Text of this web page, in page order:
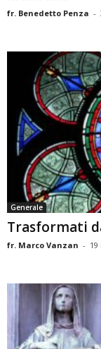
fr. Benedetto Penza -
Generale
Trasformati
fr. Marco Vanzan - 19